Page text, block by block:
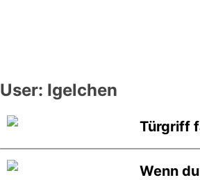
User: Igelchen
Türgriff
Wenn